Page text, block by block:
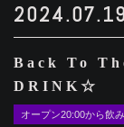
2024.07.19
Back To
DRINK☆
オープン20:00から飲